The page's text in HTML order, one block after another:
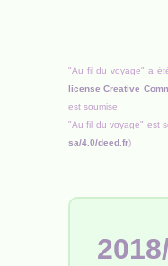
"Au fil du voyage" a
license Creative
est soumise.
"Au fil du voyage" est
sa/4.0/deed.fr)